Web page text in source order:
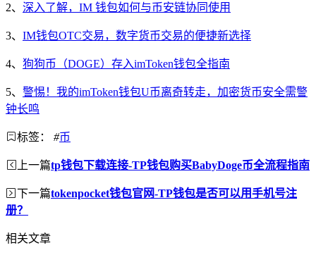
2、 深入了解，IM 钱包如何与币安链协同使用
3、 IM钱包OTC交易，数字货币交易的便捷新选择
4、 狗狗币（DOGE）存入imToken钱包全指南
5、 警惕！我的imToken钱包U币离奇转走，加密货币安全需警
钟长鸣
标签： #币
上一篇tp钱包下载连接-TP钱包购买BabyDoge币全流程指南
下一篇tokenpocket钱包官网-TP钱包是否可以用手机号注
册？
相关文章